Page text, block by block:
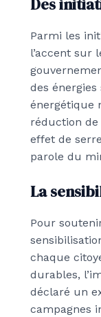
Parmi les
l’accent sur
des
énergétique
réduction de
effet de
parole du
La
Pour
chaque
durables,
déclaré un
campagnes